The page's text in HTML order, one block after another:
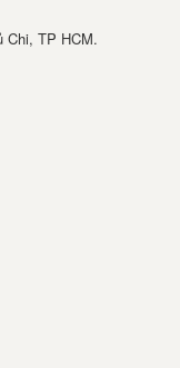
Chi, TP HCM.